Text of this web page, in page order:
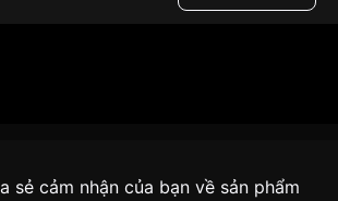
sẻ cảm nhận của bạn về sản phẩm